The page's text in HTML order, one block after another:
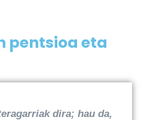
pentsioa eta
dira; hau da,